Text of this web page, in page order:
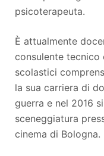
psicoterapeuta.
È attualmente
consulente
scolastici
la sua carriera di
guerra e nel 2016
sceneggiatura
cinema di Bologna.